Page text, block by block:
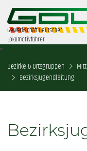
Gewerkschaft Deutscher
Lokomotivführer
Bezirke & Ortsgruppen
Bezirksjugendleitung